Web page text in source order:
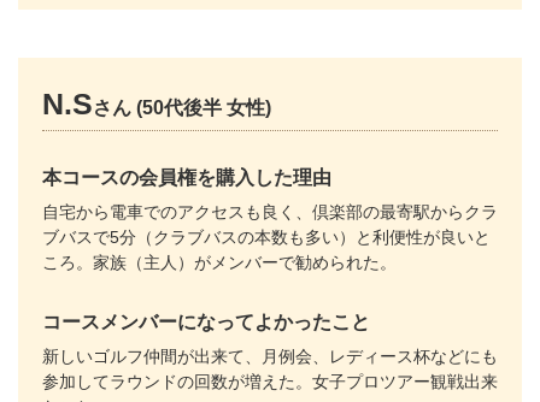
N.Sさん (50代後半 女性)
本コースの会員権を購入した理由
自宅から電車でのアクセスも良く、倶楽部の最寄駅からクラ
ブバスで5分（クラブバスの本数も多い）と利便性が良いと
ころ。家族（主人）がメンバーで勧められた。
コースメンバーになってよかったこと
新しいゴルフ仲間が出来て、月例会、レディース杯などにも
参加してラウンドの回数が増えた。女子プロツアー観戦出来